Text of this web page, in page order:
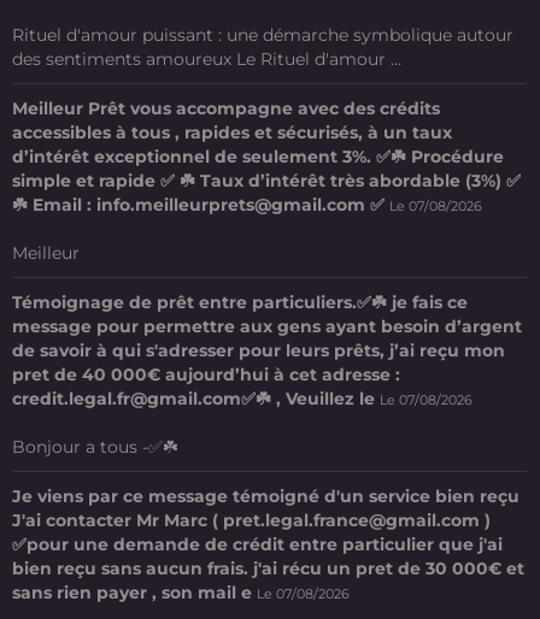
Rituel d'amour puissant : une démarche symbolique autour
des sentiments amoureux Le Rituel d'amour ...
Meilleur Prêt vous accompagne avec des crédits
accessibles à tous , rapides et sécurisés, à un taux
d’intérêt exceptionnel de seulement 3%. ✅☘️ Procédure
simple et rapide ✅ ☘️ Taux d’intérêt très abordable (3%) ✅
☘️ Email : info.meilleurprets@gmail.com ✅ Le 07/08/2026
Meilleur
Témoignage de prêt entre particuliers.✅☘️ je fais ce
message pour permettre aux gens ayant besoin d’argent
de savoir à qui s'adresser pour leurs prêts, j’ai reçu mon
pret de 40 000€ aujourd’hui à cet adresse :
credit.legal.fr@gmail.com✅☘️ , Veuillez le Le 07/08/2026
Bonjour a tous -✅☘️
Je viens par ce message témoigné d'un service bien reçu
J'ai contacter Mr Marc ( pret.legal.france@gmail.com )
✅pour une demande de crédit entre particulier que j'ai
bien reçu sans aucun frais. j'ai récu un pret de 30 000€ et
sans rien payer , son mail e Le 07/08/2026